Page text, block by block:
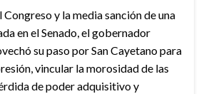
Congreso y la media sanción de una
en el Senado, el gobernador
su paso por San Cayetano para
vincular la morosidad de las
de poder adquisitivo y